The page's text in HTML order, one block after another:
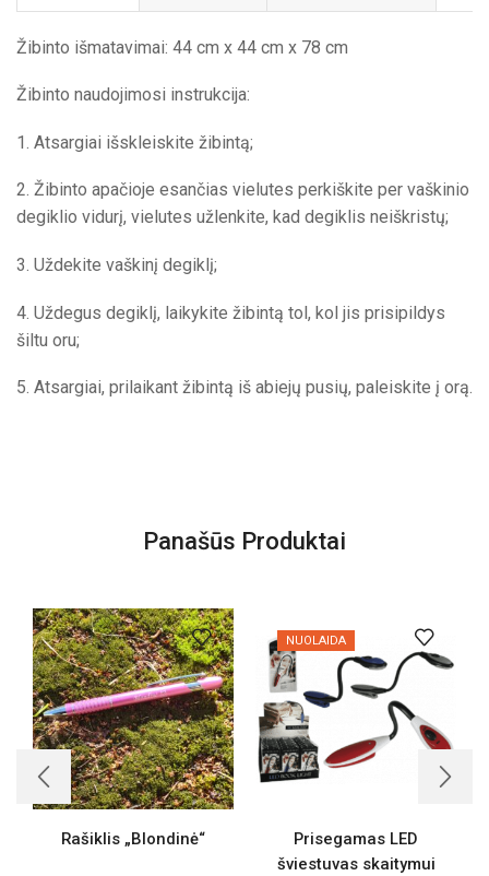
Žibinto išmatavimai: 44 cm x 44 cm x 78 cm
Žibinto naudojimosi instrukcija:
1. Atsargiai išskleiskite žibintą;
2. Žibinto apačioje esančias vielutes perkiškite per vaškinio
degiklio vidurį, vielutes užlenkite, kad degiklis neiškristų;
3. Uždekite vaškinį degiklį;
4. Uždegus degiklį, laikykite žibintą tol, kol jis prisipildys
šiltu oru;
5. Atsargiai, prilaikant žibintą iš abiejų pusių, paleiskite į orą.
Panašūs Produktai
Rašiklis „Blondinė“
NUOLAIDA
Prisegamas LED
šviestuvas skaitymui